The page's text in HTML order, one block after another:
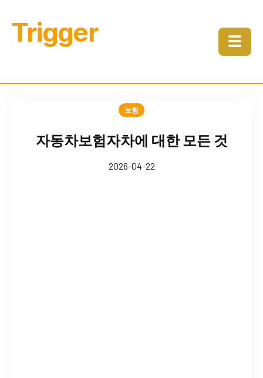
Trigger ☰
보험
자동차보험자차에 대한 모든 것
2026-04-22